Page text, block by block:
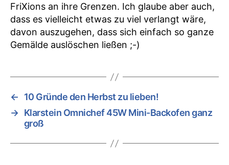
FriXions an ihre Grenzen. Ich glaube aber auch,
dass es vielleicht etwas zu viel verlangt wäre,
davon auszugehen, dass sich einfach so ganze
Gemälde auslöschen ließen ;-)
←
10 Gründe den Herbst zu lieben!
→ Klarstein Omnichef 45W Mini-Backofen ganz
groß